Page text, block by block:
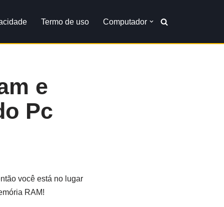
Termo de uso Computador
e
Pc
você está no lugar
RAM!